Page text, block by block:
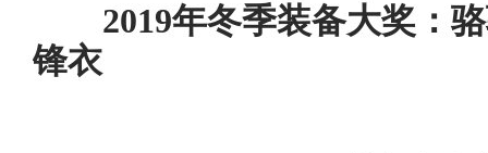
2019年冬季装备大奖：
锋衣